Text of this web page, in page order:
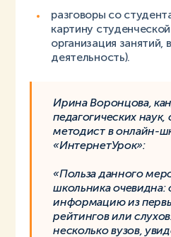
разговоры со
картину студенческой
организация занятий,
деятельность).
Ирина Воронцова,
педагогических
методист в онлайн-
«ИнтернетУрок»:
«Польза данного
школьника очевидна:
информацию из
рейтингов или
несколько вузов,